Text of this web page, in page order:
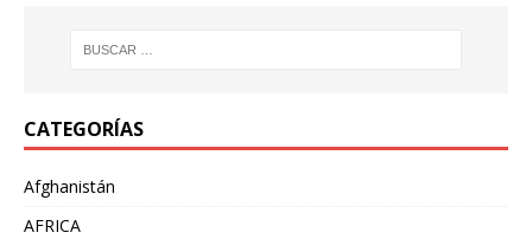
CATEGORÍAS
Afghanistán
AFRICA